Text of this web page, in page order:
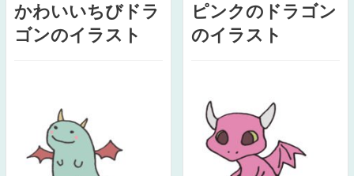
かわいいちびドラ
ゴンのイラスト
ピンクのドラゴン
のイラスト